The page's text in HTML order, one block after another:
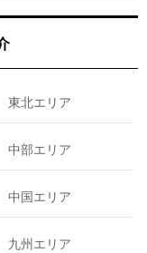
東北エリア
中部エリア
中国エリア
九州エリア